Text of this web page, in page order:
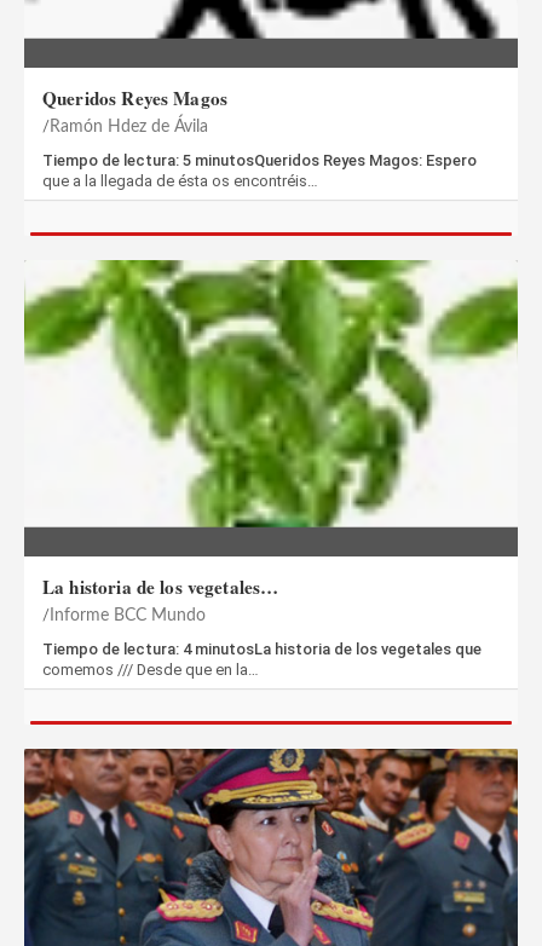
Queridos Reyes Magos
Ramón Hdez de Ávila
Tiempo de lectura: 5 minutosQueridos Reyes Magos: Espero
que a la llegada de ésta os encontréis…
La historia de los vegetales…
Informe BCC Mundo
Tiempo de lectura: 4 minutosLa historia de los vegetales que
comemos /// Desde que en la…